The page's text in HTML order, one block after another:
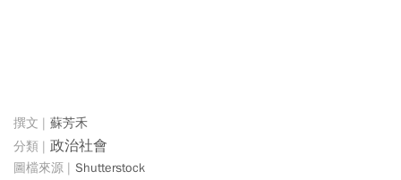
蘇芳禾
政治社會
Shutterstock